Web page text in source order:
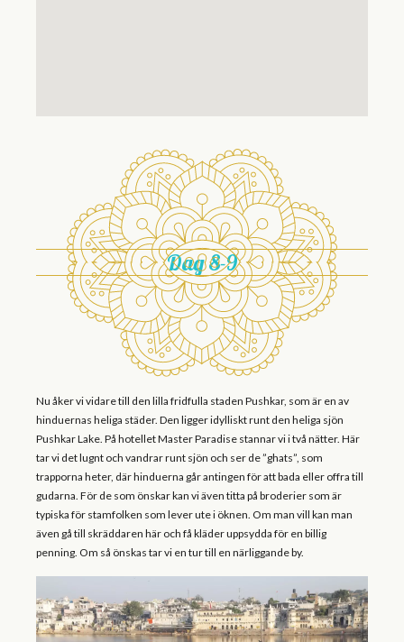
Dag 8-9
Nu åker vi vidare till den lilla fridfulla staden Pushkar, som är en av
hinduernas heliga städer. Den ligger idylliskt runt den heliga sjön
Pushkar Lake. På hotellet Master Paradise stannar vi i två nätter. Här
tar vi det lugnt och vandrar runt sjön och ser de ”ghats”, som
trapporna heter, där hinduerna går antingen för att bada eller offra till
gudarna. För de som önskar kan vi även titta på broderier som är
typiska för stamfolken som lever ute i öknen. Om man vill kan man
även gå till skräddaren här och få kläder uppsydda för en billig
penning. Om så önskas tar vi en tur till en närliggande by.